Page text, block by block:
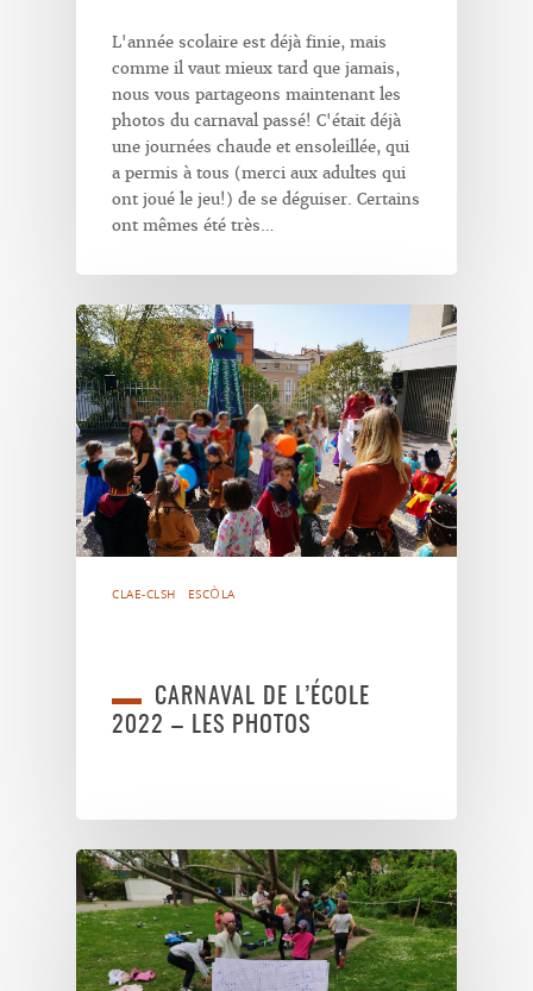
L'année scolaire est déjà finie, mais
comme il vaut mieux tard que jamais,
nous vous partageons maintenant les
photos du carnaval passé! C'était déjà
une journées chaude et ensoleillée, qui
a permis à tous (merci aux adultes qui
ont joué le jeu!) de se déguiser. Certains
ont mêmes été très…
CLAE-CLSH ESCÒLA
CARNAVAL DE L’ÉCOLE
2022 – LES PHOTOS